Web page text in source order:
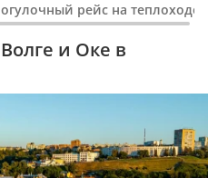
рейс на теплоходе
и Оке в